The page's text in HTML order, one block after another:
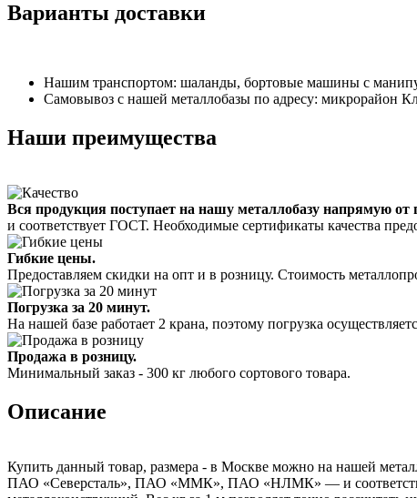
Варианты доставки
Нашим транспортом: шаланды, бортовые машины с
Самовывоз с нашей металлобазы по адресу: микрорайон
Наши преимущества
Вся продукция поступает на нашу металлобазу напрямую от
и соответствует ГОСТ. Необходимые сертификаты качества
Гибкие цены.
Предоставляем скидки на опт и в розницу. Стоимость
Погрузка за 20 минут.
На нашей базе работает 2 крана, поэтому погрузка
Продажа в розницу.
Минимальный заказ - 300 кг любого сортового товара.
Описание
Купить данный товар, размера - в Москве можно на нашей
ПАО «Северсталь», ПАО «ММК», ПАО «НЛМК» — и